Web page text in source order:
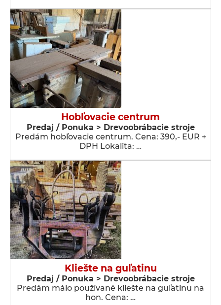
Hobľovacie centrum
Predaj / Ponuka > Drevoobrábacie stroje
Predám hobľovacie centrum. Cena: 390,- EUR +
DPH Lokalita: …
Kliešte na guľatinu
Predaj / Ponuka > Drevoobrábacie stroje
Predám málo používané kliešte na guľatinu na
hon. Cena: …